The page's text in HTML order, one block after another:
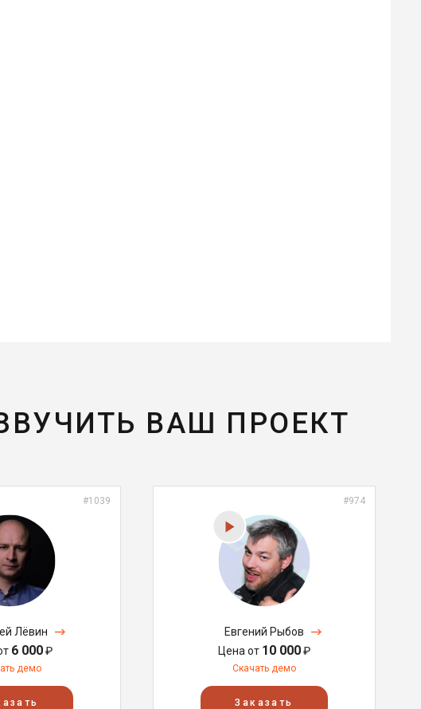
ВАШ ПРОЕКТ
#1039
Лёвин
6 000₽
демо
#974
Евгений Рыбов
Цена от 10 000₽
Скачать демо
Заказать